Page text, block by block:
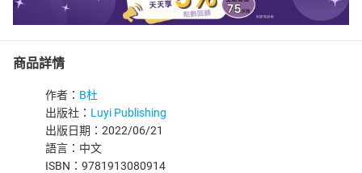
商品詳情
作者： B杜
出版社： Luyi Publishing
出版日期：2022/06/21
語言：中文
ISBN：9781913080914